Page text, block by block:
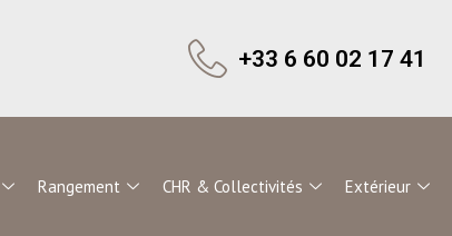
+33 6 60 02 17 41
Rangement CHR & Collectivités Extérieur